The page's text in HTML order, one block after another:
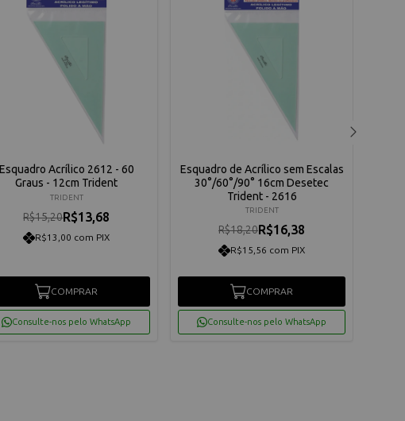
Esquadro Acrílico 2612 - 60
Graus - 12cm Trident
TRIDENT
R$15,20R$13,68
R$13,00 com PIX
COMPRAR
Consulte-nos pelo WhatsApp
Esquadro de Acrílico sem Escalas
30°/60°/90° 16cm Desetec
Trident - 2616
TRIDENT
R$18,20R$16,38
R$15,56 com PIX
COMPRAR
Consulte-nos pelo WhatsApp